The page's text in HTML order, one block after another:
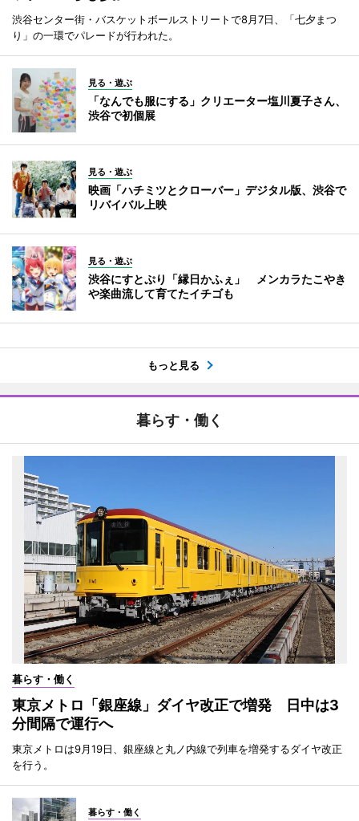
渋谷センター街・バスケットボールストリートで8月7日、「七夕まつ
り」の一環でパレードが行われた。
見る・遊ぶ
「なんでも服にする」クリエーター塩川夏子さん、
渋谷で初個展
見る・遊ぶ
映画「ハチミツとクローバー」デジタル版、渋谷で
リバイバル上映
見る・遊ぶ
渋谷にすとぷり「縁日かふぇ」 メンカラたこやき
や楽曲流して育てたイチゴも
もっと見る
暮らす・働く
暮らす・働く
東京メトロ「銀座線」ダイヤ改正で増発 日中は3
分間隔で運行へ
東京メトロは9月19日、銀座線と丸ノ内線で列車を増発するダイヤ改正
を行う。
暮らす・働く